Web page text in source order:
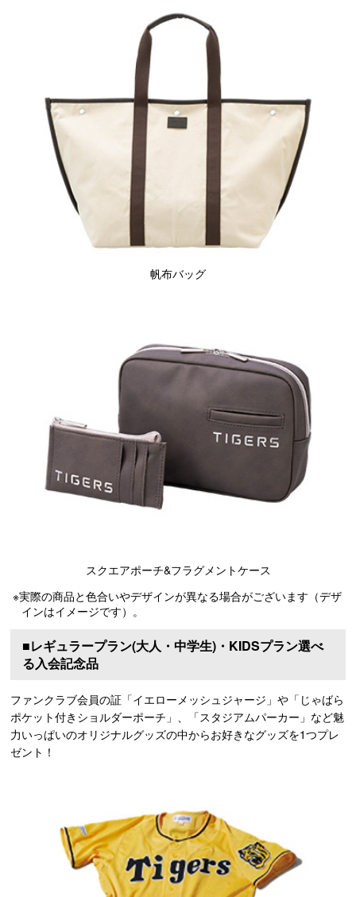
帆布バッグ
スクエアポーチ&フラグメントケース
※実際の商品と色合いやデザインが異なる場合がございます（デザ
インはイメージです）。
■レギュラープラン(大人・中学生)・KIDSプラン選べ
る入会記念品
ファンクラブ会員の証「イエローメッシュジャージ」や「じゃばら
ポケット付きショルダーポーチ」、「スタジアムパーカー」など魅
力いっぱいのオリジナルグッズの中からお好きなグッズを1つプレ
ゼント！